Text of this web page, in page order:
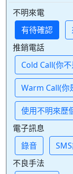
不明來電
有待確認
推銷電話
Cold Call(你
Warm Call(你
使用不明來歷
電子訊息
錄音
不良手法